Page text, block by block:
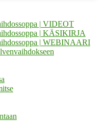
| VIDEOT
| KÄSIKIRJA
| WEBINAARI